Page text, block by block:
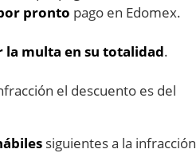
pronto pago en Edomex.
la multa en su totalidad.
el descuento es del
siguientes a la infracción